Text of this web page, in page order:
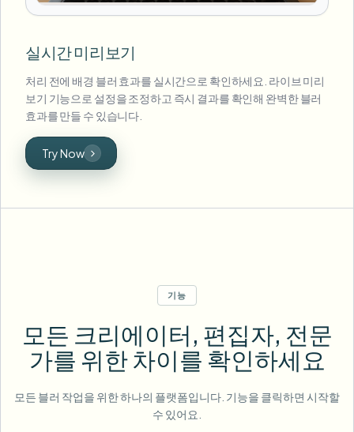
실시간 미리보기
처리 전에 배경 블러 효과를 실시간으로 확인하세요. 라이브 미리
보기 기능으로 설정을 조정하고 즉시 결과를 확인해 완벽한 블러
효과를 만들 수 있습니다.
Try Now
기능
모든 크리에이터, 편집자, 전문
가를 위한 차이를 확인하세요
모든 블러 작업을 위한 하나의 플랫폼입니다. 기능을 클릭하면 시작할
수 있어요.